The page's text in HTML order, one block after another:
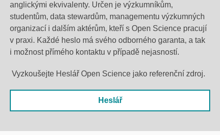
anglickými ekvivalenty. Určen je výzkumníkům,
studentům, data stewardům, managementu výzkumných
organizací i dalším aktérům, kteří s Open Science pracují
v praxi. Každé heslo má svého odborného garanta, a tak
i možnost přímého kontaktu v případě nejasností.
Vyzkoušejte Heslář Open Science jako referenční zdroj.
Heslář